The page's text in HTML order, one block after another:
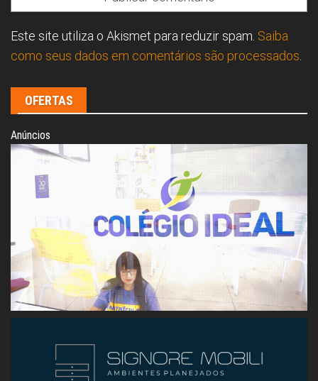
Este site utiliza o Akismet para reduzir spam. Saiba
como seus dados em comentários são processados
OFERTAS
Anúncios